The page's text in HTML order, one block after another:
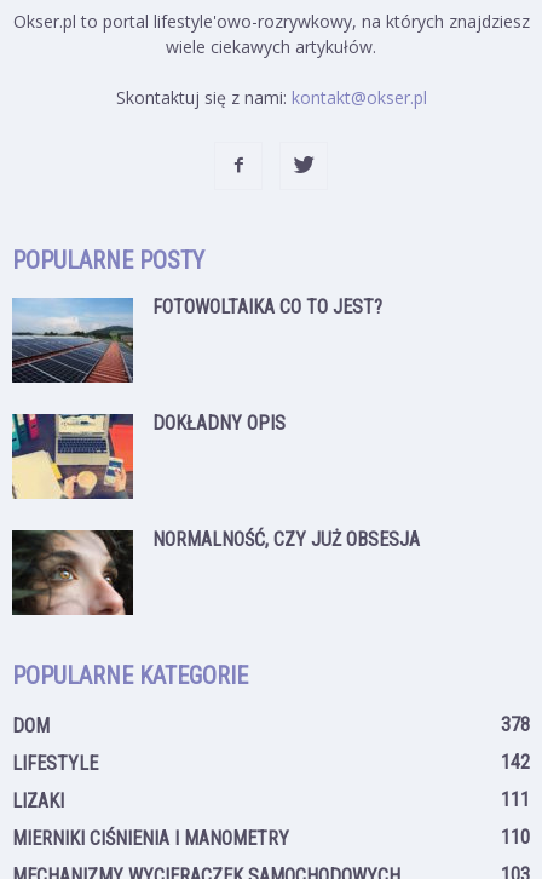
Okser.pl to portal lifestyle'owo-rozrywkowy, na których znajdziesz
wiele ciekawych artykułów.
Skontaktuj się z nami: kontakt@okser.pl
POPULARNE POSTY
FOTOWOLTAIKA CO TO JEST?
DOKŁADNY OPIS
NORMALNOŚĆ, CZY JUŻ OBSESJA
POPULARNE KATEGORIE
DOM
378
LIFESTYLE
142
LIZAKI
111
MIERNIKI CIŚNIENIA I MANOMETRY
110